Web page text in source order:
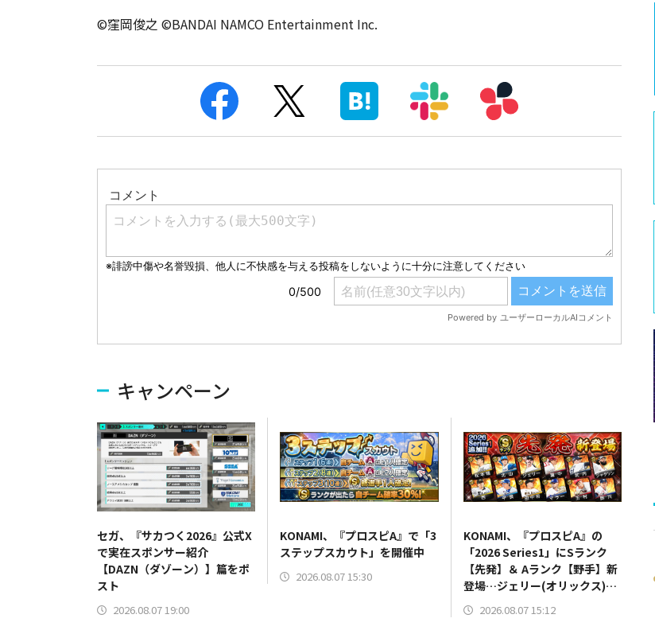
©窪岡俊之 ©BANDAI NAMCO Entertainment Inc.
キャンペーン
セガ、『サカつく2026』公式X
で実在スポンサー紹介
【DAZN（ダゾーン）】篇をポ
スト
2026.08.07 19:00
KONAMI、『プロスピA』で「3
ステップスカウト」を開催中
2026.08.07 15:30
KONAMI、『プロスピA』の
「2026 Series1」にSランク
【先発】＆ Aランク【野手】新
登場…ジェリー(オリックス)、
マラー(中日)、奈良間大己(北海
道日本ハム/二塁手)、持丸泰輝
2026.08.07 15:12